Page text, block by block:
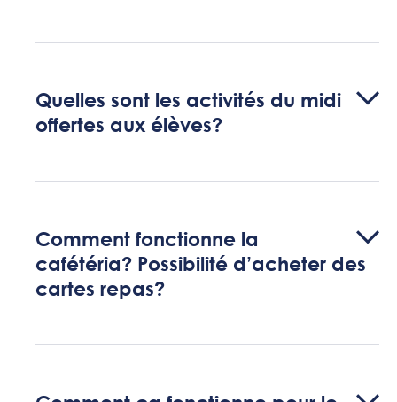
Quelles sont les activités du midi
offertes aux élèves?
Comment fonctionne la
cafétéria? Possibilité d’acheter des
cartes repas?